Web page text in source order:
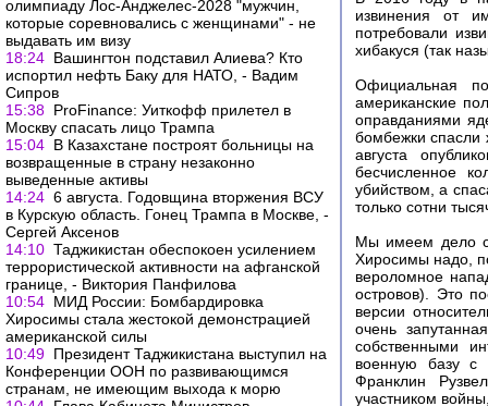
олимпиаду Лос-Анджелес-2028 "мужчин,
которые соревновались с женщинами" - не
выдавать им визу
18:24 Вашингтон подставил Алиева? Кто
испортил нефть Баку для НАТО, - Вадим
Сипров
15:38 ProFinance: Уиткофф прилетел в
Москву спасать лицо Трампа
15:04 В Казахстане построят больницы на
возвращенные в страну незаконно
выведенные активы
14:24 6 августа. Годовщина вторжения ВСУ
в Курскую область. Гонец Трампа в Москве, -
Сергей Аксенов
14:10 Таджикистан обеспокоен усилением
террористической активности на афганской
границе, - Виктория Панфилова
10:54 МИД России: Бомбардировка
Хиросимы стала жестокой демонстрацией
американской силы
10:49 Президент Таджикистана выступил на
Конференции ООН по развивающимся
странам, не имеющим выхода к морю
извинения от
потребовали
хибакуся (так
Официальная
американские
оправданиями
бомбежки спасли
августа
бесчисленное
убийством, а
только сотни
Мы имеем дело с
Хиросимы надо,
вероломное
островов). Это
версии
очень
собственными
военную базу с
Франклин
участником